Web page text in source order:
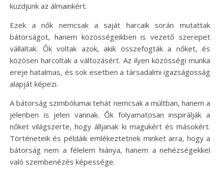
küzdjünk az álmainkért.
Ezek a nők nemcsak a saját harcaik során mutattak
bátorságot, hanem közösségeikben is vezető szerepet
vállaltak. Ők voltak azok, akik összefogták a nőket, és
közösen harcoltak a változásért. Az ilyen közösségi munka
ereje hatalmas, és sok esetben a társadalmi igazságosság
alapját képezi.
A bátorság szimbólumai tehát nemcsak a múltban, hanem a
jelenben is jelen vannak. Ők folyamatosan inspirálják a
nőket világszerte, hogy álljanak ki magukért és másokért.
Történeteik és példáik emlékeztetnek minket arra, hogy a
bátorság nem a félelem hiánya, hanem a nehézségekkel
való szembenézés képessége.